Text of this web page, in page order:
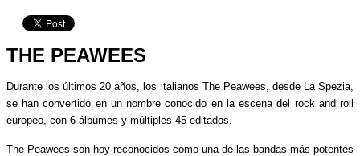
THE PEAWEES
Durante los últimos 20 años, los italianos The Peawees, desde La Spezia,
se han convertido en un nombre conocido en la escena del rock and roll
europeo, con 6 álbumes y múltiples 45 editados.
The Peawees son hoy reconocidos como una de las bandas más potentes